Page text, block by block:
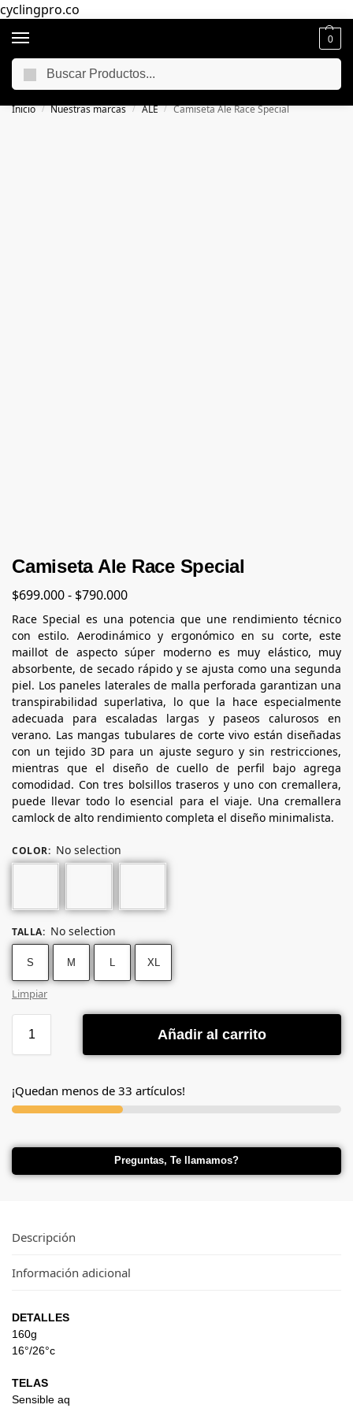
cyclingpro.co
0
🚴‍ Envío gratuito a todo Colombia por compras superiores a $250.000
Inicio / Nuestras marcas / ALE / Camiseta Ale Race Special
Camiseta Ale Race Special
$699.000- $790.000
Race Special es una potencia que une rendimiento técnico
con estilo. Aerodinámico y ergonómico en su corte, este
maillot de aspecto súper moderno es muy elástico, muy
absorbente, de secado rápido y se ajusta como una segunda
piel. Los paneles laterales de malla perforada garantizan una
transpirabilidad superlativa, lo que la hace especialmente
adecuada para escaladas largas y paseos calurosos en
verano. Las mangas tubulares de corte vivo están diseñadas
con un tejido 3D para un ajuste seguro y sin restricciones,
mientras que el diseño de cuello de perfil bajo agrega
comodidad. Con tres bolsillos traseros y uno con cremallera,
puede llevar todo lo esencial para el viaje. Una cremallera
camlock de alto rendimiento completa el diseño minimalista.
COLOR: No selection
TALLA: No selection
S M L XL
Limpiar
Añadir al carrito
¡Quedan menos de 33 artículos!
Preguntas, Te llamamos?
Descripción
Información adicional
DETALLES
160g
16°/26°c
TELAS
Sensible aq